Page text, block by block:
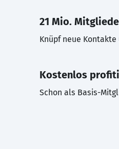
21 Mio.
Knüpf neue
Kostenlos
Schon als Basis-